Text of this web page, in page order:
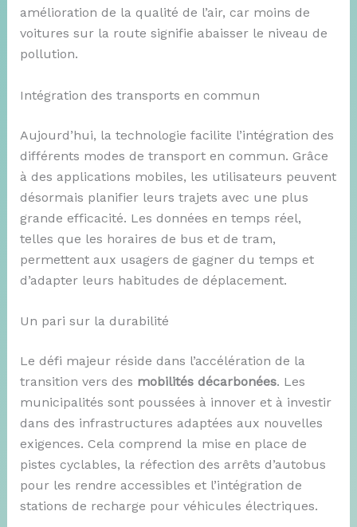
amélioration de la qualité de l’air, car moins de
voitures sur la route signifie abaisser le niveau de
pollution.
Intégration des transports en commun
Aujourd’hui, la technologie facilite l’intégration des
différents modes de transport en commun. Grâce
à des applications mobiles, les utilisateurs peuvent
désormais planifier leurs trajets avec une plus
grande efficacité. Les données en temps réel,
telles que les horaires de bus et de tram,
permettent aux usagers de gagner du temps et
d’adapter leurs habitudes de déplacement.
Un pari sur la durabilité
Le défi majeur réside dans l’accélération de la
transition vers des mobilités décarbonées. Les
municipalités sont poussées à innover et à investir
dans des infrastructures adaptées aux nouvelles
exigences. Cela comprend la mise en place de
pistes cyclables, la réfection des arrêts d’autobus
pour les rendre accessibles et l’intégration de
stations de recharge pour véhicules électriques.